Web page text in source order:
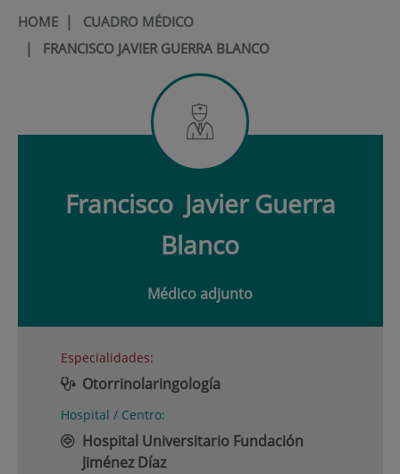
HOME| CUADRO MÉDICO
| FRANCISCO JAVIER GUERRA BLANCO
Francisco Javier Guerra
Blanco
Médico adjunto
Especialidades:
Otorrinolaringología
Hospital / Centro:
Hospital Universitario Fundación
Jiménez Díaz